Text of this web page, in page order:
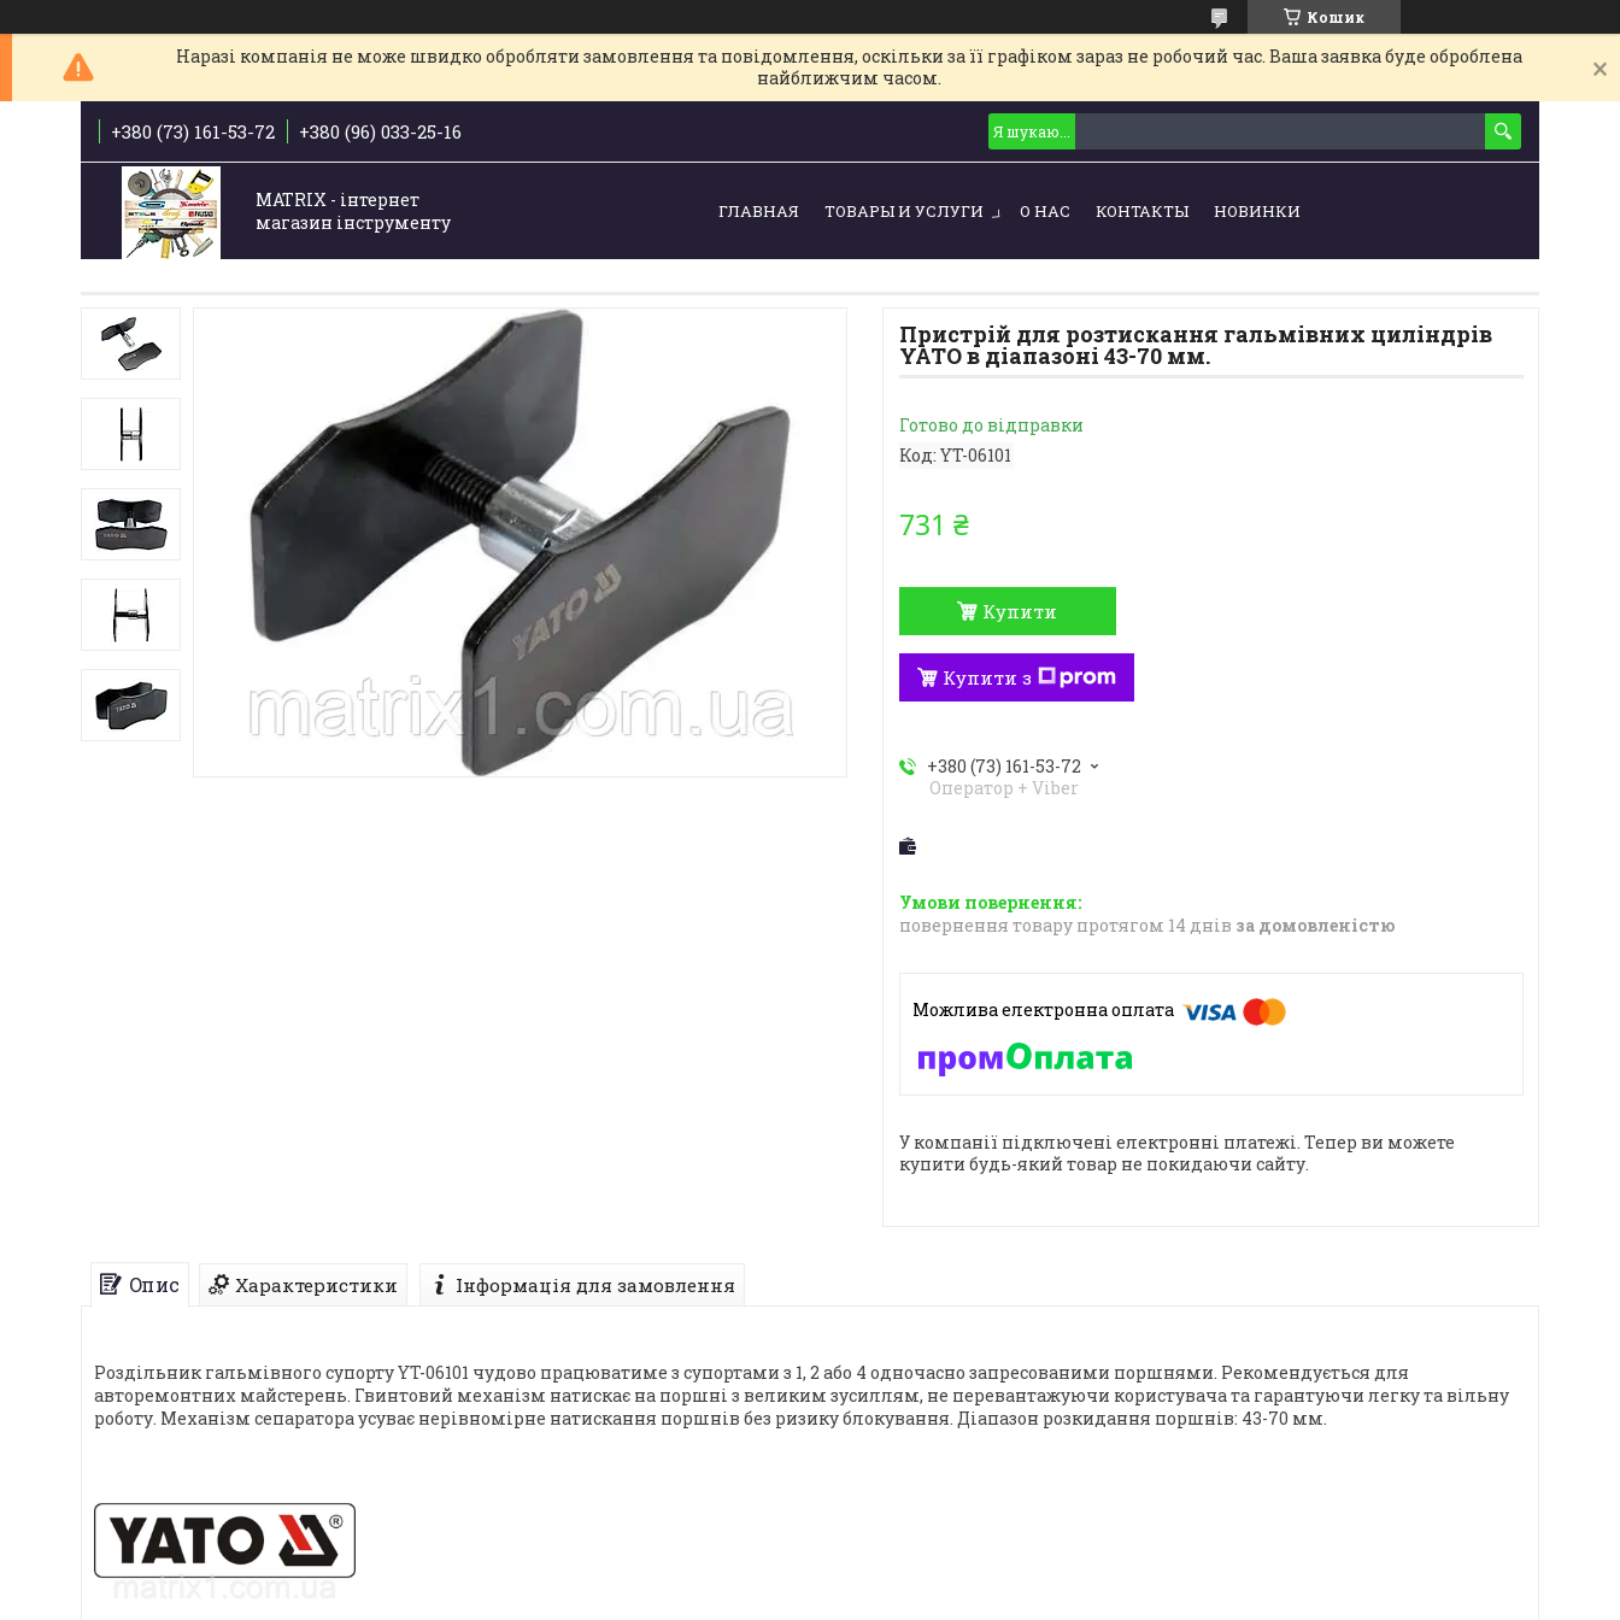
Кошик
Наразі компанія не може швидко обробляти замовлення та повідомлення, оскільки за її графіком зараз не робочий час. Ваша заявка буде оброблена
найближчим часом.
+380 (73) 161-53-72 +380 (96) 033-25-16
MATRIX - інтернет
магазин інструменту
ГЛАВНАЯ ТОВАРЫ И УСЛУГИ О НАС КОНТАКТЫ НОВИНКИ
Пристрій для розтискання гальмівних циліндрів
YATO в діапазоні 43-70 мм.
Готово до відправки
Код: YT-06101
731 ₴
Купити
Купити з
+380 (73) 161-53-72
Оператор + Viber
повернення товару протягом 14 днів за домовленістю
У компанії підключені електронні платежі. Тепер ви можете
купити будь-який товар не покидаючи сайту.
Опис Характеристики Інформація для замовлення
Роздільник гальмівного супорту YT-06101 чудово працюватиме з супортами з 1, 2 або 4 одночасно запресованими поршнями. Рекомендується для
авторемонтних майстерень. Гвинтовий механізм натискає на поршні з великим зусиллям, не перевантажуючи користувача та гарантуючи легку та вільну
роботу. Механізм сепаратора усуває нерівномірне натискання поршнів без ризику блокування. Діапазон розкидання поршнів: 43-70 мм.